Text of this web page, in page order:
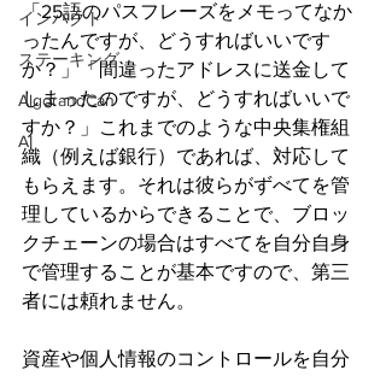
インパクト
ステーキング
AlgorandCan
AI
「25語のパスフレーズをメモってなか
ったんですが、どうすればいいです
か？」「間違ったアドレスに送金して
しまったのですが、どうすればいいで
すか？」これまでのような中央集権組
織（例えば銀行）であれば、対応して
もらえます。それは彼らがずべてを管
理しているからできることで、ブロッ
クチェーンの場合はすべてを自分自身
で管理することが基本ですので、第三
者には頼れません。
資産や個人情報のコントロールを自分